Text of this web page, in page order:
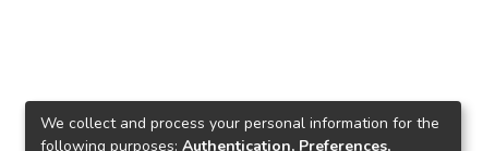
We collect and process your personal information for the
following purposes: Authentication, Preferences,